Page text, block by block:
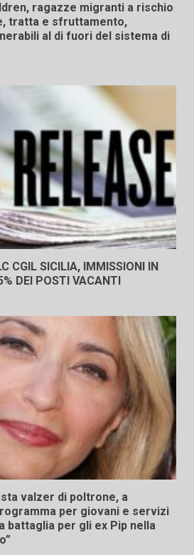
ragazze migranti a rischio
tratta e sfruttamento,
al di fuori del sistema di
CGIL SICILIA, IMMISSIONI IN
DEI POSTI VACANTI
valzer di poltrone, a
per giovani e servizi
battaglia per gli ex Pip nella